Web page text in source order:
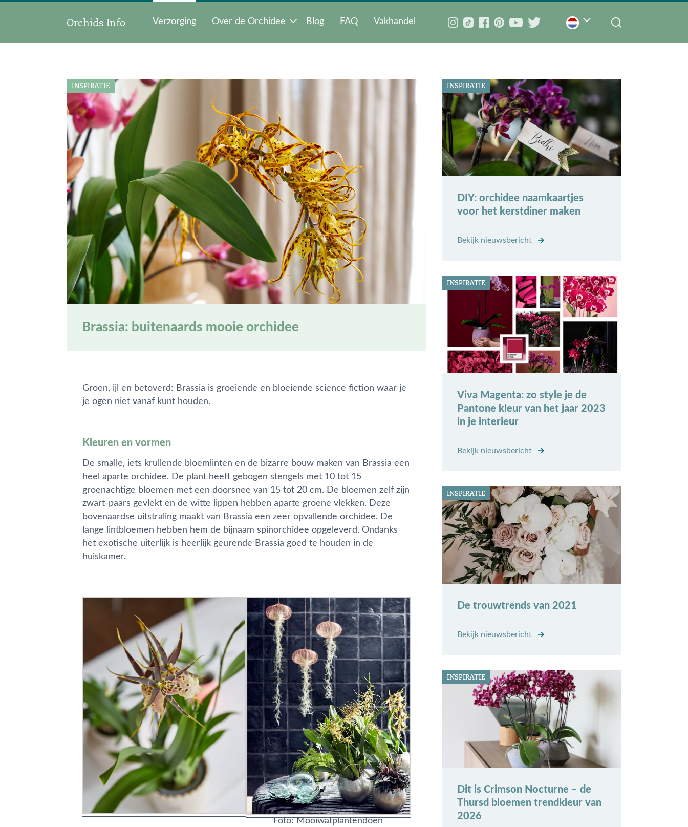
Orchids Info Verzorging Over de Orchidee Blog FAQ Vakhandel
INSPIRATIE
Brassia: buitenaards mooie orchidee
Groen, ijl en betoverd: Brassia is groeiende en bloeiende science fiction waar je
je ogen niet vanaf kunt houden.
Kleuren en vormen
De smalle, iets krullende bloemlinten en de bizarre bouw maken van Brassia een
heel aparte orchidee. De plant heeft gebogen stengels met 10 tot 15
groenachtige bloemen met een doorsnee van 15 tot 20 cm. De bloemen zelf zijn
zwart-paars gevlekt en de witte lippen hebben aparte groene vlekken. Deze
bovenaardse uitstraling maakt van Brassia een zeer opvallende orchidee. De
lange lintbloemen hebben hem de bijnaam spinorchidee opgeleverd. Ondanks
het exotische uiterlijk is heerlijk geurende Brassia goed te houden in de
huiskamer.
Foto: Mooiwatplantendoen
INSPIRATIE
DIY: orchidee naamkaartjes
voor het kerstdiner maken
Bekijk nieuwsbericht
INSPIRATIE
Viva Magenta: zo style je de
Pantone kleur van het jaar 2023
in je interieur
Bekijk nieuwsbericht
INSPIRATIE
De trouwtrends van 2021
Bekijk nieuwsbericht
INSPIRATIE
Dit is Crimson Nocturne – de
Thursd bloemen trendkleur van
2026